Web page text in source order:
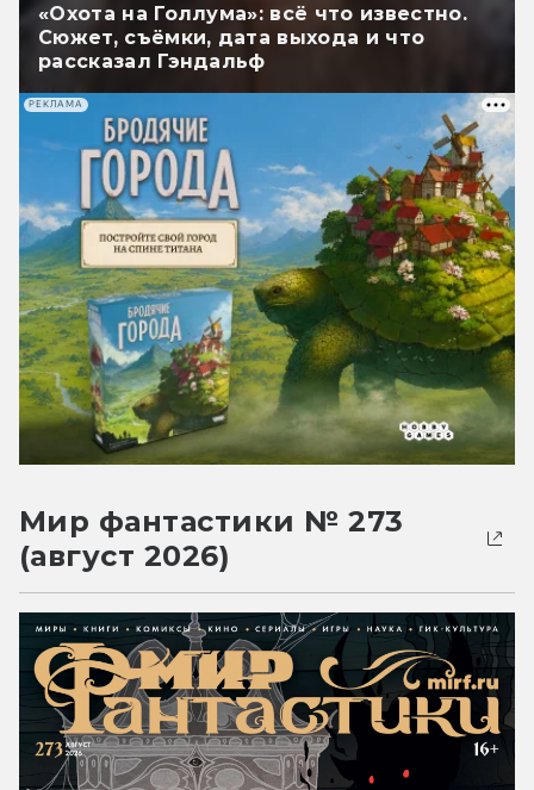
«Охота на Голлума»: всё что известно.
Сюжет, съёмки, дата выхода и что
рассказал Гэндальф
РЕКЛАМА
Мир фантастики № 273
(август 2026)